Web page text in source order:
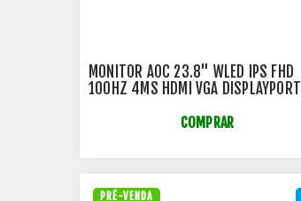
MONITOR AOC 23.8" WLED IPS FHD
100HZ 4MS HDMI VGA DISPLAYPORT
COMPRAR
PRÉ-VENDA